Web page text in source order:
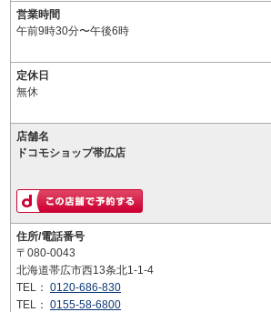
営業時間
午前9時30分〜午後6時
定休日
無休
店舗名
ドコモショップ帯広店
住所/電話番号
〒080-0043
北海道帯広市西13条北1-1-4
TEL： 0120-686-830
TEL： 0155-58-6800